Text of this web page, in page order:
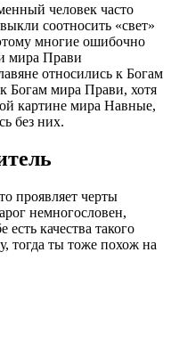
человек часто
соотносить «свет»
многие ошибочно
мира Прави
относились к Богам
Богам мира Прави, хотя
картине мира Навные,
без них.
проявляет черты
немногословен,
качества такого
тогда ты тоже похож на